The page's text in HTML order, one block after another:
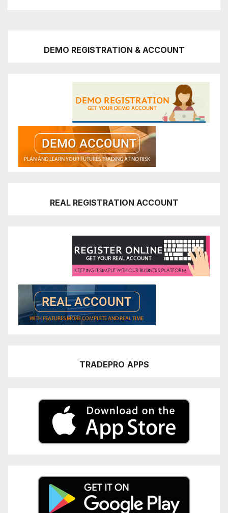
DEMO REGISTRATION & ACCOUNT
REAL REGISTRATION ACCOUNT
TRADEPRO APPS